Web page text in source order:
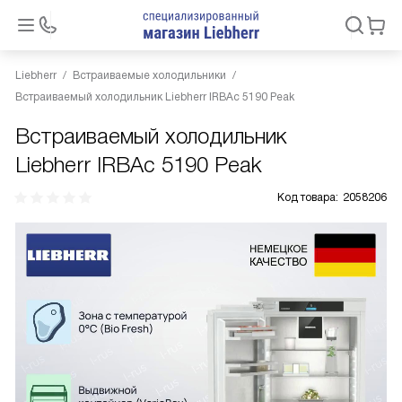
Liebherr
Встраиваемые холодильники
Встраиваемый холодильник Liebherr IRBAc 5190 Peak
Встраиваемый холодильник
Liebherr IRBAc 5190 Peak
Код товара: 2058206